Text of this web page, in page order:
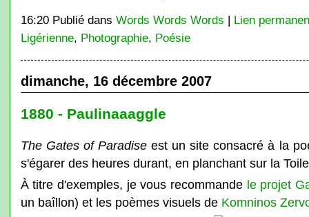
16:20 Publié dans Words Words Words | Lien
Ligérienne, Photographie, Poésie
dimanche, 16 décembre 2007
1880 - Paulinaaaggle
The Gates of Paradiseest un site consacré à la
s'égarer des heures durant, en planchant sur la
À titre d'exemples, je vous recommande le projet
un baîllon) et les poèmes visuels de Komninos